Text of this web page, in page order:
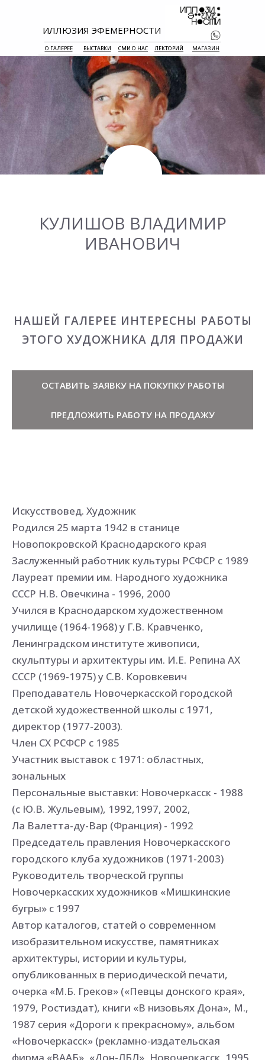
МАГАЗИН
ЛЕКТОРИЙ
СМИ О НАС
ВЫСТАВКИ
О ГАЛЕРЕЕ
ИЛЛЮЗИЯ ЭФЕМЕРНОСТИ
+7 938 177
КУЛИШОВ ВЛАДИМИР
ИВАНОВИЧ
НАШЕЙ ГАЛЕРЕЕ ИНТЕРЕСНЫ РАБОТЫ
ЭТОГО ХУДОЖНИКА ДЛЯ ПРОДАЖИ
ОСТАВИТЬ ЗАЯВКУ НА ПОКУПКУ РАБОТЫ
ПРЕДЛОЖИТЬ РАБОТУ НА ПРОДАЖУ
Искусствовед. Художник
Родился 25 марта 1942 в станице
Новопокровской Краснодарского края
Заслуженный работник культуры РСФСР с 1989
Лауреат премии им. Народного художника
СССР Н.В. Овечкина - 1996, 2000
Учился в Краснодарском художественном
училище (1964-1968) у Г.В. Кравченко,
Ленинградском институте живописи,
скульптуры и архитектуры им. И.Е. Репина АХ
СССР (1969-1975) у С.В. Коровкевич
Преподаватель Новочеркасской городской
детской художественной школы с 1971,
директор (1977-2003).
Член СХ РСФСР с 1985
Участник выставок с 1971: областных,
зональных
Персональные выставки: Новочеркасск - 1988
(с Ю.В. Жульевым), 1992,1997, 2002,
Ла Валетта-ду-Вар (Франция) - 1992
Председатель правления Новочеркасского
городского клуба художников (1971-2003)
Руководитель творческой группы
Новочеркасских художников «Мишкинские
бугры» с 1997
Автор каталогов, статей о современном
изобразительном искусстве, памятниках
архитектуры, истории и культуры,
опубликованных в периодической печати,
очерка «М.Б. Греков» («Певцы донского края»,
1979, Ростиздат), книги «В низовьях Дона», М.,
1987 серия «Дороги к прекрасному», альбом
«Новочеркасск» (рекламно-издательская